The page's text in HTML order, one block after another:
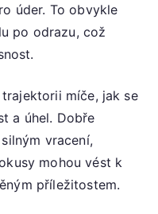
úder. To obvykle
po odrazu, což
míče, jak se
a úhel. Dobře
vracení,
mohou vést k
příležitostem.